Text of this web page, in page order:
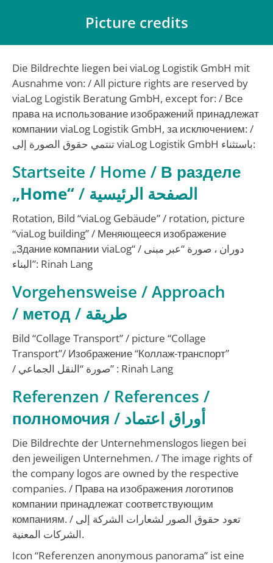
Picture credits
Die Bildrechte liegen bei viaLog Logistik GmbH mit
Ausnahme von: / All picture rights are reserved by
viaLog Logistik Beratung GmbH, except for: / Все
права на использование изображений принадлежат
компании viaLog Logistik GmbH, за исключением: /
تنتمي حقوق الصورة إلى viaLog Logistik GmbH باستثناء:
Startseite / Home / В разделе
„Home“/ الصفحة الرئيسية
Rotation, Bild “viaLog Gebäude” / rotation, picture
“viaLog building” / Меняющееся изображение
„Здание компании viaLog“ / دوران ، صورة “عبر مبنى
البناء”: Rinah Lang
Vorgehensweise / Approach
/ метод / طريقة
Bild “Collage Transport” / picture “Collage
Transport”/ Изображение “Коллаж-транспорт”
/
صورة “النقل الجماعي” : Rinah Lang
Referenzen / References /
полномочия / أوراق اعتماد
Die Bildrechte der Unternehmenslogos liegen bei
den jeweiligen Unternehmen. /The image rights of
the company logos are owned by the respective
companies./ Права на изображения логотипов
компании принадлежат соответствующим
компаниям./ تعود حقوق الصور لشعارات الشركة إلى
الشركات المعنية.
Icon “Referenzen anonymous panorama” ist eine